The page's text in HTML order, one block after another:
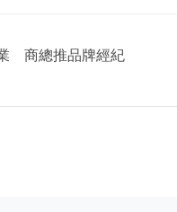
商總推品牌經紀